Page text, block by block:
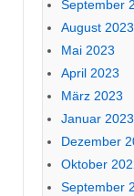
September
August 2023
Mai 2023
April 2023
März 2023
Januar 2023
Dezember
Oktober
September